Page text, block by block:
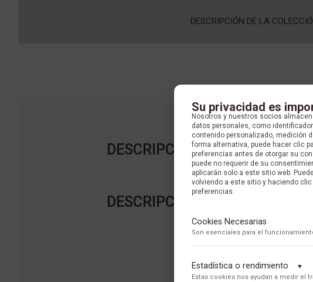
DESCRIPCIÓN DE LA
DESCRIPCIÓN DE LA
DESCRIPCIÓN DE LA MARCA
Su privacidad es
Nosotros y nuestros socios
datos personales, como
contenido personalizado, medición
forma alternativa, puede hacer clic
preferencias antes de otorgar su
puede no requerir de su
aplicarán solo a este sitio web.
volviendo a este sitio y haciendo clic
preferencias:
Cookies Necesarias
Son esenciales para el
Estadística o rendimiento ▼
Estas cookies nos ayudan a medir el